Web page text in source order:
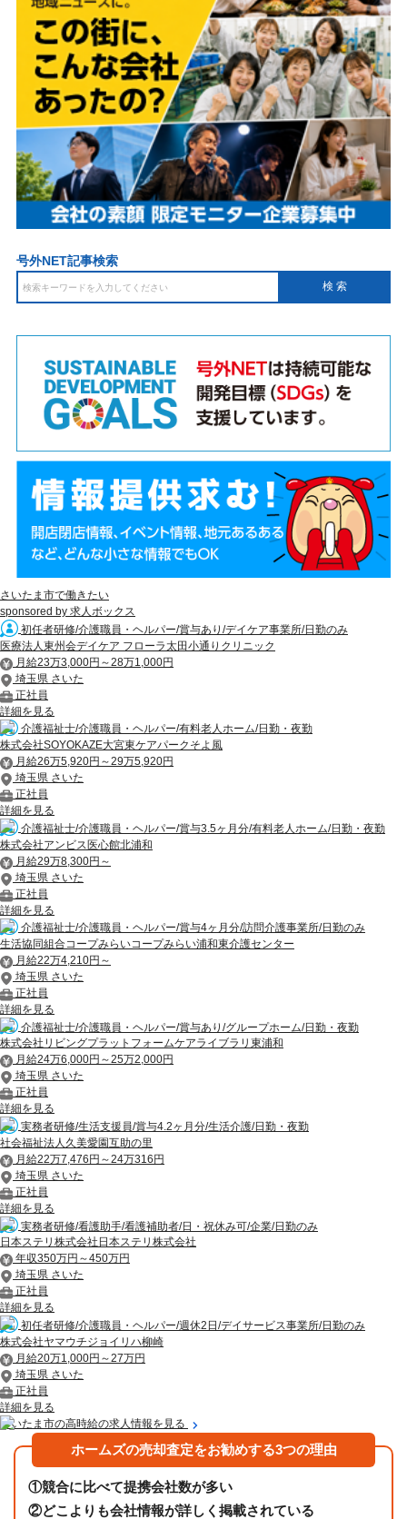
号外NET記事検索
さいたま市で働きたい
sponsored by 求人ボックス
初任者研修/介護職員・ヘルパー/賞与あり/デイケア事業所/日勤のみ
医療法人東州会デイケア フローラ太田小通りクリニック
月給23万3,000円～28万1,000円
埼玉県 さいた
正社員
詳細を見る
介護福祉士/介護職員・ヘルパー/有料老人ホーム/日勤・夜勤
株式会社SOYOKAZE大宮東ケアパークそよ風
月給26万5,920円～29万5,920円
埼玉県 さいた
正社員
詳細を見る
介護福祉士/介護職員・ヘルパー/賞与3.5ヶ月分/有料老人ホーム/日勤・夜勤
株式会社アンビス医心館北浦和
月給29万8,300円～
埼玉県 さいた
正社員
詳細を見る
介護福祉士/介護職員・ヘルパー/賞与4ヶ月分/訪問介護事業所/日勤のみ
生活協同組合コープみらいコープみらい浦和東介護センター
月給22万4,210円～
埼玉県 さいた
正社員
詳細を見る
介護福祉士/介護職員・ヘルパー/賞与あり/グループホーム/日勤・夜勤
株式会社リビングプラットフォームケアライブラリ東浦和
月給24万6,000円～25万2,000円
埼玉県 さいた
正社員
詳細を見る
実務者研修/生活支援員/賞与4.2ヶ月分/生活介護/日勤・夜勤
社会福祉法人久美愛園互助の里
月給22万7,476円～24万316円
埼玉県 さいた
正社員
詳細を見る
実務者研修/看護助手/看護補助者/日・祝休み可/企業/日勤のみ
日本ステリ株式会社日本ステリ株式会社
年収350万円～450万円
埼玉県 さいた
正社員
詳細を見る
初任者研修/介護職員・ヘルパー/週休2日/デイサービス事業所/日勤のみ
株式会社ヤマウチジョイリハ柳崎
月給20万1,000円～27万円
埼玉県 さいた
正社員
詳細を見る
さいたま市の高時給の求人情報を見る
ホームズの売却査定をお勧めする3つの理由
①競合に比べて提携会社数が多い
②どこよりも会社情報が詳しく掲載されている